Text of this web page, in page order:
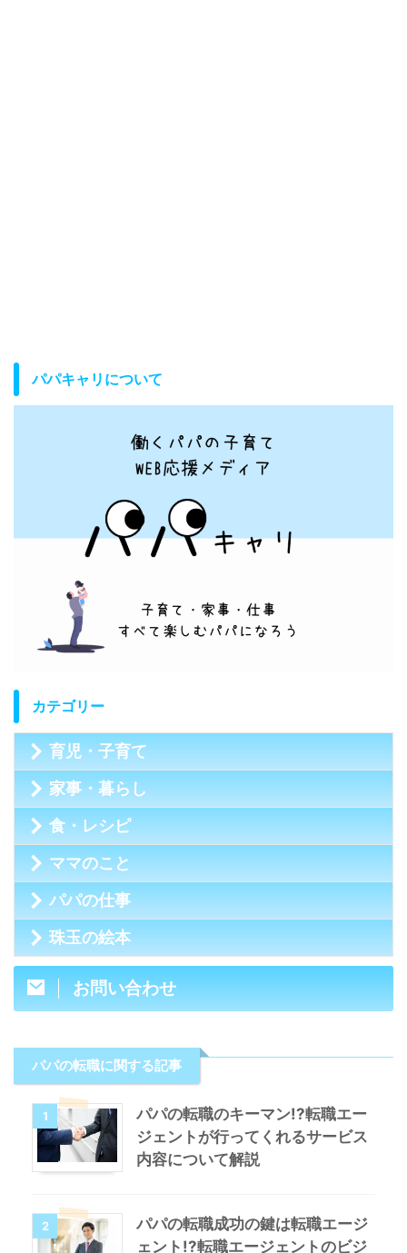
パパキャリについて
カテゴリー
育児・子育て
家事・暮らし
食・レシピ
ママのこと
パパの仕事
珠玉の絵本
お問い合わせ
パパの転職に関する記事
1
パパの転職のキーマン!?転職エー
ジェントが行ってくれるサービス
内容について解説
2
パパの転職成功の鍵は転職エージ
ェント!?転職エージェントのビジ